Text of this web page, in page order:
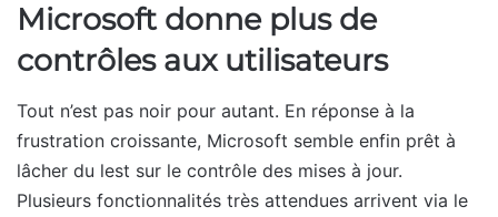
Microsoft donne plus de
contrôles aux utilisateurs
Tout n’est pas noir pour autant. En réponse à la
frustration croissante, Microsoft semble enfin prêt à
lâcher du lest sur le contrôle des mises à jour.
Plusieurs fonctionnalités très attendues arrivent via le